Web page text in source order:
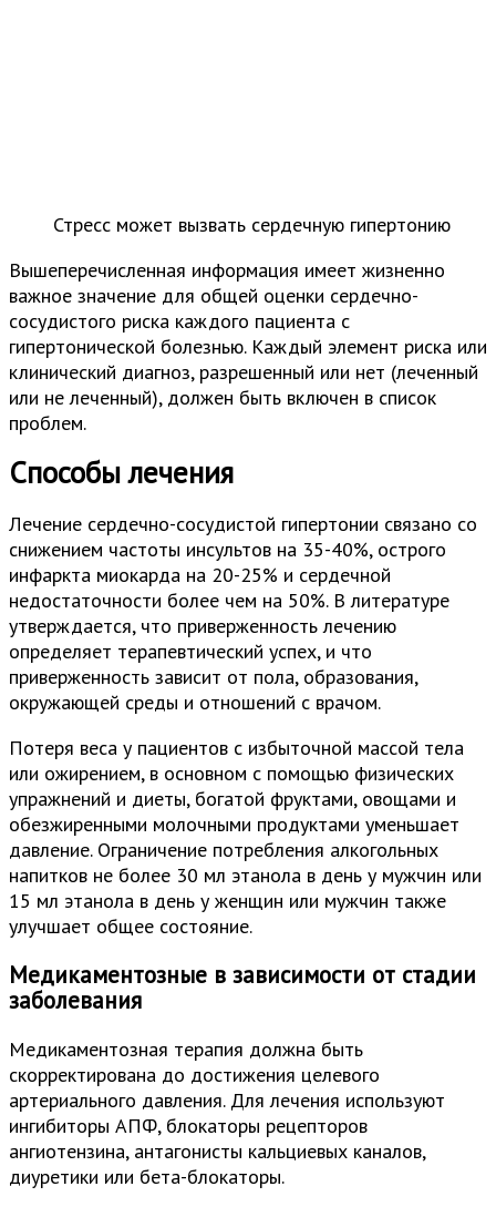
Стресс может вызвать сердечную гипертонию
Вышеперечисленная информация имеет жизненно
важное значение для общей оценки сердечно-
сосудистого риска каждого пациента с
гипертонической болезнью. Каждый элемент риска или
клинический диагноз, разрешенный или нет (леченный
или не леченный), должен быть включен в список
проблем.
Способы лечения
Лечение сердечно-сосудистой гипертонии связано со
снижением частоты инсультов на 35-40%, острого
инфаркта миокарда на 20-25% и сердечной
недостаточности более чем на 50%. В литературе
утверждается, что приверженность лечению
определяет терапевтический успех, и что
приверженность зависит от пола, образования,
окружающей среды и отношений с врачом.
Потеря веса у пациентов с избыточной массой тела
или ожирением, в основном с помощью физических
упражнений и диеты, богатой фруктами, овощами и
обезжиренными молочными продуктами уменьшает
давление. Ограничение потребления алкогольных
напитков не более 30 мл этанола в день у мужчин или
15 мл этанола в день у женщин или мужчин также
улучшает общее состояние.
Медикаментозные в зависимости от стадии
заболевания
Медикаментозная терапия должна быть
скорректирована до достижения целевого
артериального давления. Для лечения используют
ингибиторы АПФ, блокаторы рецепторов
ангиотензина, антагонисты кальциевых каналов,
диуретики или бета-блокаторы.